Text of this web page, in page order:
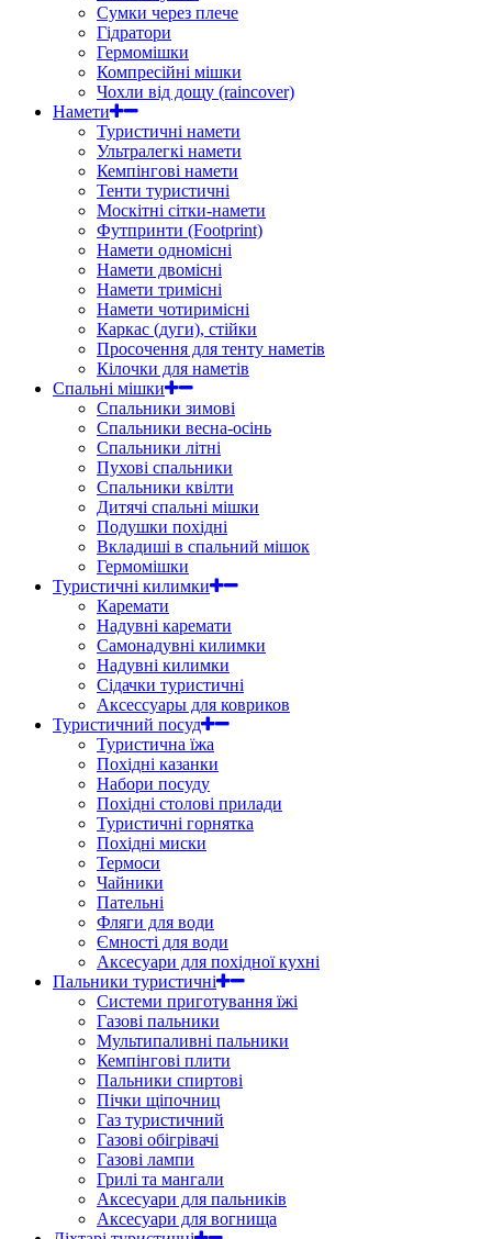
Сумки через плече
Гідратори
Гермомішки
Компресійні мішки
Чохли від дощу (raincover)
Намети
Туристичні намети
Ультралегкі намети
Кемпінгові намети
Тенти туристичні
Москітні сітки-намети
Футпринти (Footprint)
Намети одномісні
Намети двомісні
Намети тримісні
Намети чотиримісні
Каркас (дуги), стійки
Просочення для тенту наметів
Кілочки для наметів
Спальні мішки
Спальники зимові
Спальники весна-осінь
Спальники літні
Пухові спальники
Спальники квілти
Дитячі спальні мішки
Подушки похідні
Вкладиші в спальний мішок
Гермомішки
Туристичні килимки
Каремати
Надувні каремати
Самонадувні килимки
Надувні килимки
Сідачки туристичні
Аксессуары для ковриков
Туристичний посуд
Туристична їжа
Похідні казанки
Набори посуду
Похідні столові прилади
Туристичні горнятка
Похідні миски
Термоси
Чайники
Пательні
Фляги для води
Ємності для води
Аксесуари для похідної кухні
Пальники туристичні
Системи приготування їжі
Газові пальники
Мультипаливні пальники
Кемпінгові плити
Пальники спиртові
Пічки щіпочниц
Газ туристичний
Газові обігрівачі
Газові лампи
Грилі та мангали
Аксесуари для пальників
Аксесуари для вогнища